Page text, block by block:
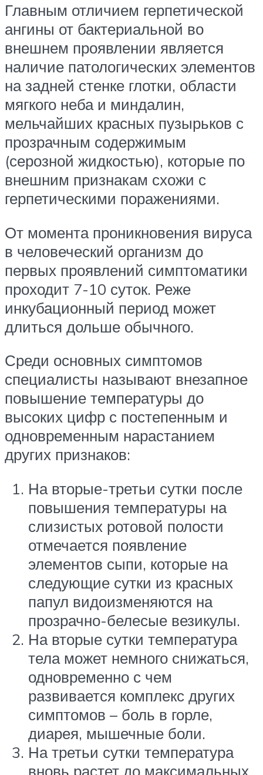
Главным отличием герпетической
ангины от бактериальной во
внешнем проявлении является
наличие патологических элементов
на задней стенке глотки, области
мягкого неба и миндалин,
мельчайших красных пузырьков с
прозрачным содержимым
(серозной жидкостью), которые по
внешним признакам схожи с
герпетическими поражениями.
От момента проникновения вируса
в человеческий организм до
первых проявлений симптоматики
проходит 7-10 суток. Реже
инкубационный период может
длиться дольше обычного.
Среди основных симптомов
специалисты называют внезапное
повышение температуры до
высоких цифр с постепенным и
одновременным нарастанием
других признаков:
На вторые-третьи сутки после
повышения температуры на
слизистых ротовой полости
отмечается появление
элементов сыпи, которые на
следующие сутки из красных
папул видоизменяются на
прозрачно-белесые везикулы.
На вторые сутки температура
тела может немного снижаться,
одновременно с чем
развивается комплекс других
симптомов – боль в горле,
диарея, мышечные боли.
На третьи сутки температура
вновь растет до максимальных